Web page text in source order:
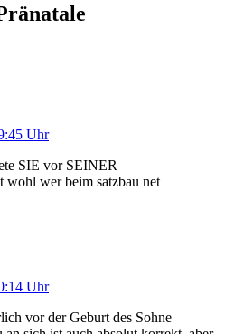
Uhr
SIE vor SEINER
wer beim satzbau net
Uhr
vor der Geburt des Sohne